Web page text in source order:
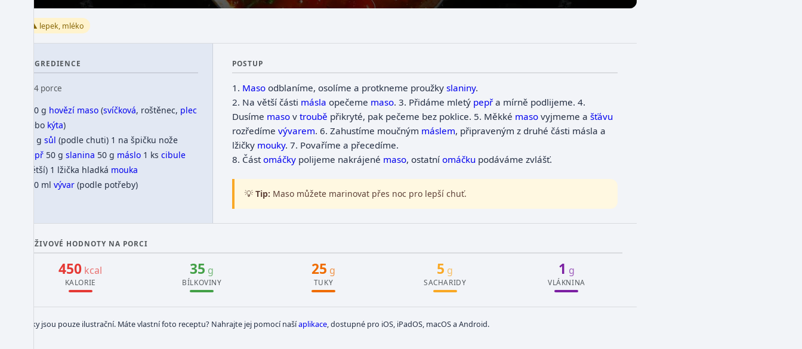
⚠️ lepek, mléko
INGREDIENCE
👥 4 porce
750 g hovězí maso(svíčková, roštěnec, plec
nebo kýta)
10 g sůl (podle chuti) 1 na špičku nože
pepř 50 g slanina 50 g máslo 1 ks cibule
(větší) 1 lžička hladká mouka
200 ml vývar(podle potřeby)
POSTUP
1. Masoodblaníme, osolíme a protkneme proužky slaniny.
2. Na větší části másla opečeme maso. 3. Přidáme mletý pepřa mírně podlijeme. 4.
Dusíme masov troubě přikryté, pak pečeme bez poklice. 5. Měkké masovyjmeme a šťávu
rozředíme vývarem. 6. Zahustíme moučným máslem, připraveným z druhé části másla a
lžičky mouky. 7. Povaříme a přecedíme.
8. Částomáčkypolijeme nakrájené maso, ostatní omáčku podáváme zvlášť.
💡Tip: Maso můžete marinovat přes noc pro lepší chuť.
VÝŽIVOVÉ HODNOTY NA PORCI
450 kcal
KALORIE
35 g
BÍLKOVINY
25 g
TUKY
5 g
SACHARIDY
1 g
VLÁKNINA
Obrázky jsou pouze ilustrační. Máte vlastní foto receptu? Nahrajte jej pomocí našíaplikace, dostupné pro iOS, iPadOS, macOS a Android.